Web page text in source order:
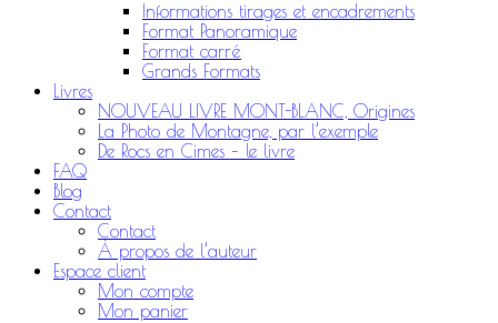
Informations tirages et encadrements
Format Panoramique
Format carré
Grands Formats
Livres
NOUVEAU LIVRE MONT-BLANC, Origines
La Photo de Montagne, par l’exemple
De Rocs en Cimes – le livre
FAQ
Blog
Contact
Contact
À propos de l’auteur
Espace client
Mon compte
Mon panier